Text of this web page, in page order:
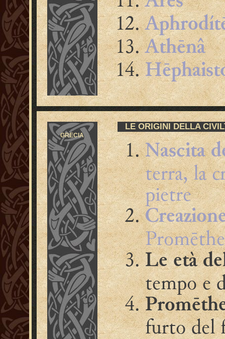
Athēnâ
GRECIA
LE ORIGINI DELLA
Nascita
terra, la
pietre
Le età
tempo e
furto del